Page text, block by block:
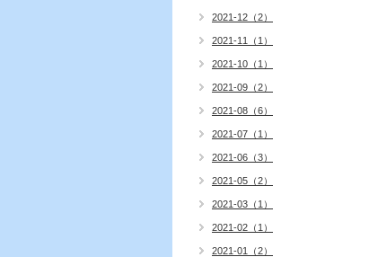
2021-12（2）
2021-11（1）
2021-10（1）
2021-09（2）
2021-08（6）
2021-07（1）
2021-06（3）
2021-05（2）
2021-03（1）
2021-02（1）
2021-01（2）